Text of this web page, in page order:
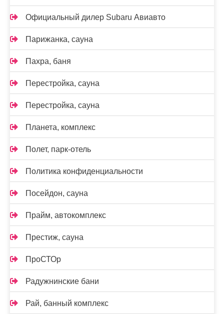
Официальный дилер Subaru Авиавто
Парижанка, сауна
Пахра, баня
Перестройка, сауна
Перестройка, сауна
Планета, комплекс
Полет, парк-отель
Политика конфиденциальности
Посейдон, сауна
Прайм, автокомплекс
Престиж, сауна
ПроСТОр
Радужнинские бани
Рай, банный комплекс